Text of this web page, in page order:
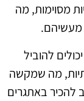
מסוימות, מה
מעשיהם.
להוביל
מה שמקשה
להכיר באתגרים